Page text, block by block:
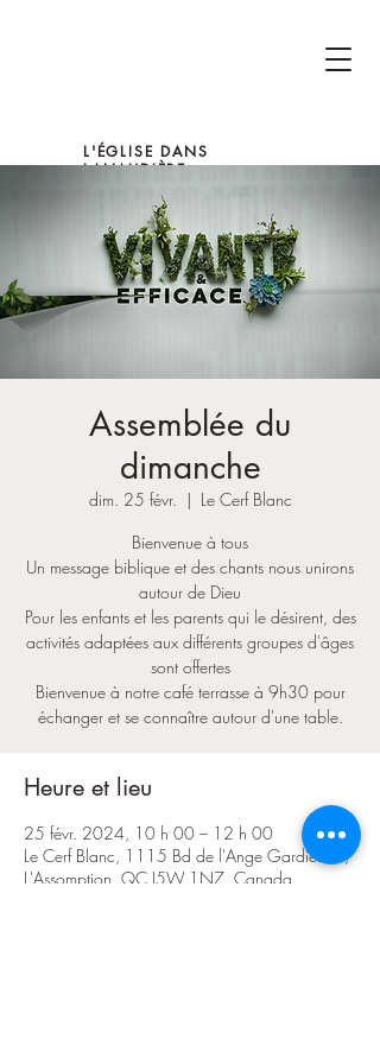
L'ÉGLISE DANS
LANAUDIÈRE
Assemblée du
dimanche
dim. 25 févr.
  |
Le Cerf Blanc
Bienvenue à tous
Un message biblique et des chants nous unirons
autour de Dieu
Pour les enfants et les parents qui le désirent, des
activités adaptées aux différents groupes d'âges
sont offertes
Bienvenue à notre café terrasse à 9h30 pour
échanger et se connaître autour d'une table.
Heure et lieu
25 févr. 2024, 10 h 00 – 12 h 00
Le Cerf Blanc, 1115 Bd de l'Ange Gardien N,
L'Assomption, QC J5W 1N7, Canada